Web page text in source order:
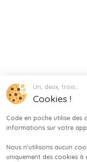
Un, deux, trois…
Cookies !
Code en poche utilise
informations sur votre
Nous n'utilisons aucun
uniquement des cookies à